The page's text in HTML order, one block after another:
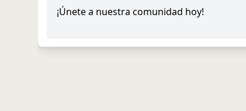
¡Únete a nuestra comunidad hoy!